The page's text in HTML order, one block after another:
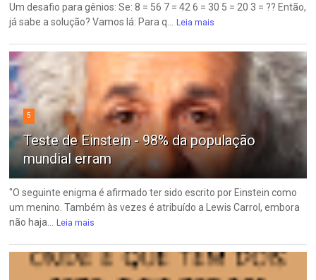
Um desafio para gênios: Se: 8 = 56 7 = 42 6 = 30 5 = 20 3 = ?? Então,
já sabe a solução? Vamos lá: Para q...
Leia mais
5
Teste de Einstein - 98% da população
mundial erram
"O seguinte enigma é afirmado ter sido escrito por Einstein como
um menino. Também às vezes é atribuído a Lewis Carrol, embora
não haja...
Leia mais